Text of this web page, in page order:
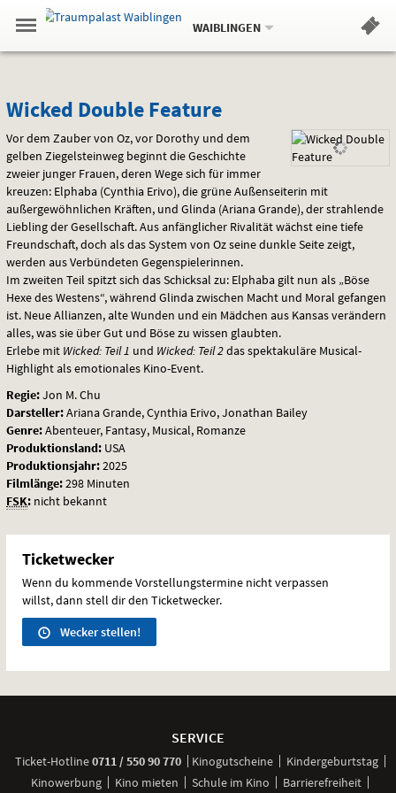
Springe
zum
,zum
.
Navigation
Gehe
zur
Standortauswahl
Standort:
WAIBLINGEN.
Hinweis
Wicked
Double
Feature
Wicked Double Feature
Vor dem Zauber von Oz, vor Dorothy und dem
gelben Ziegelsteinweg beginnt die Geschichte
zweier junger Frauen, deren Wege sich für immer
kreuzen: Elphaba (Cynthia Erivo), die grüne Außenseiterin mit
außergewöhnlichen Kräften, und Glinda (Ariana Grande), der strahlende
Liebling der Gesellschaft. Aus anfänglicher Rivalität wächst eine tiefe
Freundschaft, doch als das System von Oz seine dunkle Seite zeigt,
werden aus Verbündeten Gegenspielerinnen.
Im zweiten Teil spitzt sich das Schicksal zu: Elphaba gilt nun als „Böse
Hexe des Westens“, während Glinda zwischen Macht und Moral gefangen
ist. Neue Allianzen, alte Wunden und ein Mädchen aus Kansas verändern
alles, was sie über Gut und Böse zu wissen glaubten.
Erlebe mit Wicked: Teil 1 und Wicked: Teil 2das spektakuläre Musical-
Highlight als emotionales Kino-Event.
Regie:Jon M. Chu
Darsteller:Ariana Grande, Cynthia Erivo, Jonathan Bailey
Genre:Abenteuer, Fantasy, Musical, Romanze
Produktionsland: USA
Produktionsjahr:2025
Filmlänge:298 Minuten
FSK: nicht bekannt
Ticketwecker
Wenn du kommende Vorstellungstermine nicht verpassen
willst, dann stell dir den Ticketwecker.
Wecker stellen!
SERVICE
Ticket-Hotline0711 / 550 90 770anrufen
Kinogutscheine
Kindergeburtstag
Kinowerbung
Kino mieten Schule im Kino Barrierefreiheit